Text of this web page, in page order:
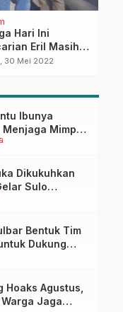
Hari Ini
Eril Masih
Pihak
30 Mei 2022
Ibunya
Mimpi
Cita-Cita
Dikukuhkan
Sulo
Bentuk Tim
Dukung
di
Hoaks Agustus,
Jaga